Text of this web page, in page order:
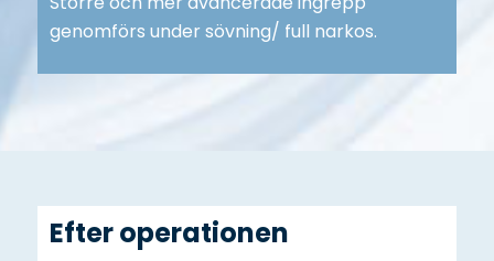
genomförs under sövning/ full narkos.
Efter operationen